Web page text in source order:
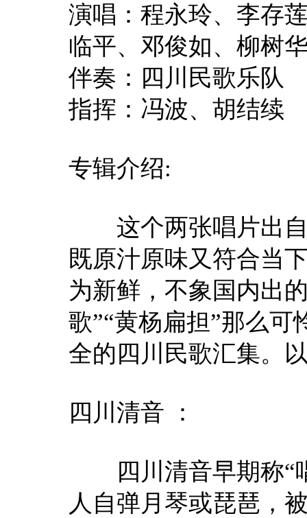
演唱：程永玲、李存
临平、邓俊如、柳树
伴奏：四川民歌乐队
指挥：冯波、胡结续
专辑介绍:
这个两张唱片出自
既原汁原味又符合当
为新鲜，不象国内出
歌”“黄杨扁担”那么
全的四川民歌汇集。
四川清音 ：
四川清音早期称“唱
人自弹月琴或琵琶，